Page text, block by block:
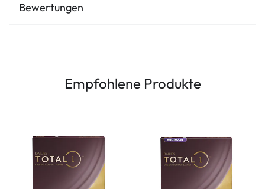
Bewertungen
Empfohlene Produkte